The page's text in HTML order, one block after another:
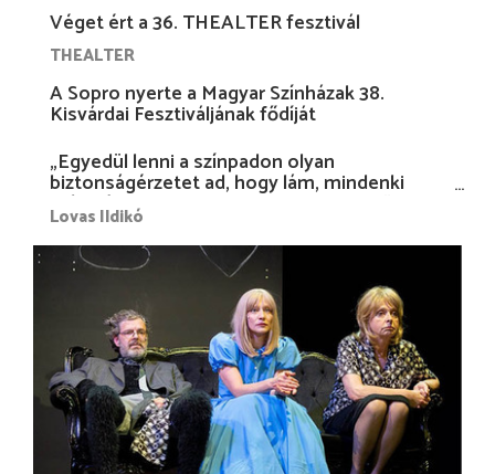
Véget ért a 36. THEALTER fesztivál
THEALTER
A Sopro nyerte a Magyar Színházak 38.
Kisvárdai Fesztiváljának fődíját
„Egyedül lenni a színpadon olyan
biztonságérzetet ad, hogy lám, mindenki
más nélkül is megvagyok magammal…”
Lovas Ildikó